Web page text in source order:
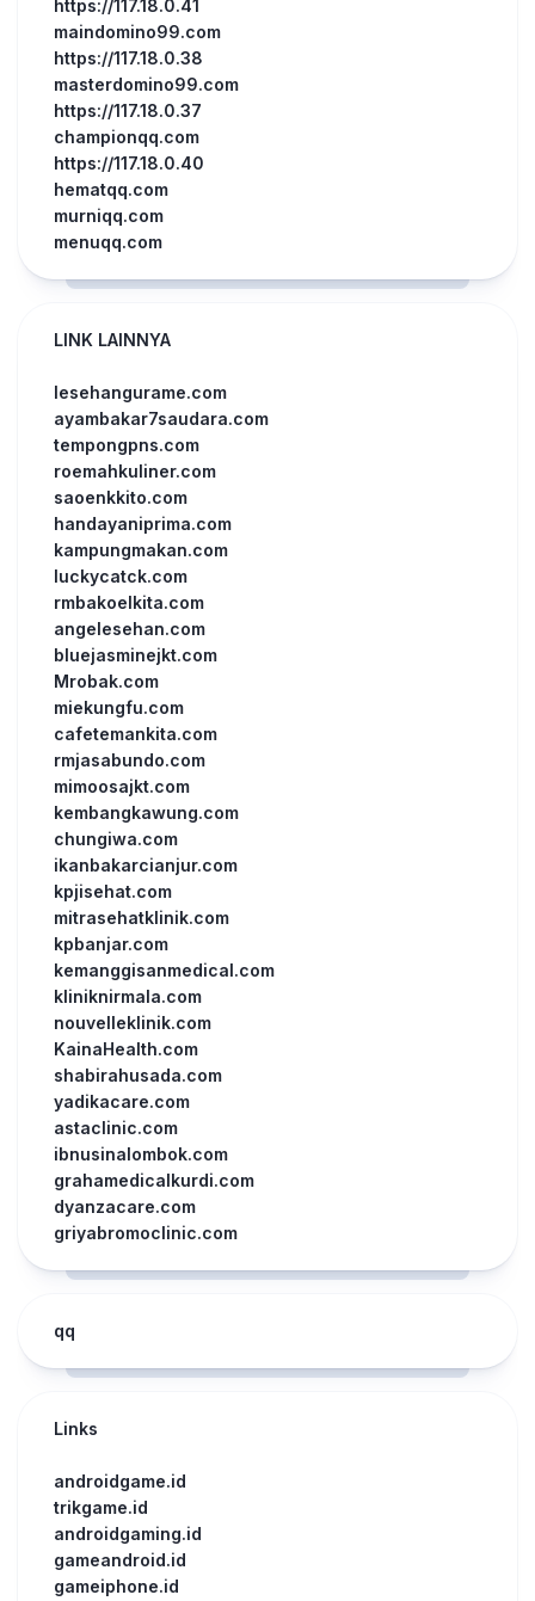
https://117.18.0.41
maindomino99.com
https://117.18.0.38
masterdomino99.com
https://117.18.0.37
championqq.com
https://117.18.0.40
hematqq.com
murniqq.com
menuqq.com
LINK LAINNYA
lesehangurame.com
ayambakar7saudara.com
tempongpns.com
roemahkuliner.com
saoenkkito.com
handayaniprima.com
kampungmakan.com
luckycatck.com
rmbakoelkita.com
angelesehan.com
bluejasminejkt.com
Mrobak.com
miekungfu.com
cafetemankita.com
rmjasabundo.com
mimoosajkt.com
kembangkawung.com
chungiwa.com
ikanbakarcianjur.com
kpjisehat.com
mitrasehatklinik.com
kpbanjar.com
kemanggisanmedical.com
kliniknirmala.com
nouvelleklinik.com
KainaHealth.com
shabirahusada.com
yadikacare.com
astaclinic.com
ibnusinalombok.com
grahamedicalkurdi.com
dyanzacare.com
griyabromoclinic.com
qq
Links
androidgame.id
trikgame.id
androidgaming.id
gameandroid.id
gameiphone.id